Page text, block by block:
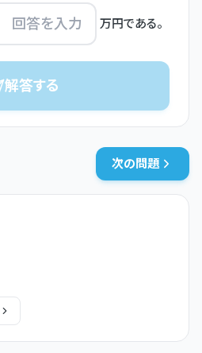
万円である。
解答する
次の問題